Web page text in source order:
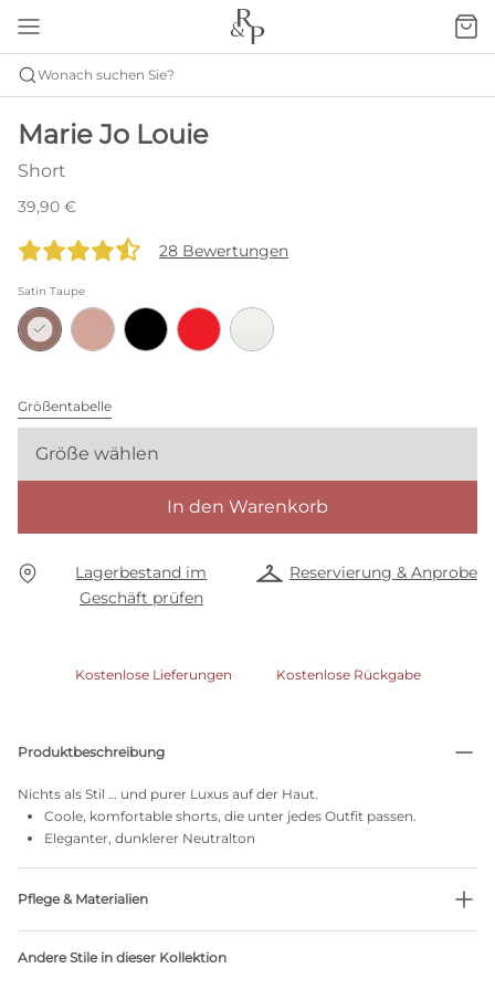
Wonach suchen Sie?
Marie Jo Louie
Short
39,90 €
28 Bewertungen
Satin Taupe
Größentabelle
Größe wählen
In den Warenkorb
Lagerbestand im
Geschäft prüfen
Reservierung & Anprobe
Kostenlose Lieferungen Kostenlose Rückgabe
Produktbeschreibung
Nichts als Stil … und purer Luxus auf der Haut.
Coole, komfortable shorts, die unter jedes Outfit passen.
Eleganter, dunklerer Neutralton
Pflege & Materialien
Andere Stile in dieser Kollektion